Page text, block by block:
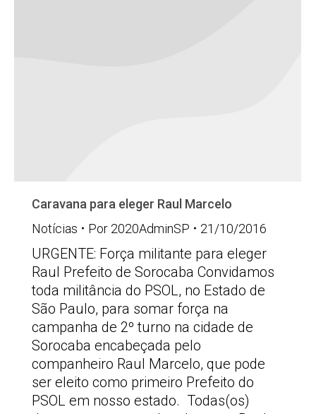
Caravana para eleger Raul Marcelo
Notícias
Por 2020AdminSP 21/10/2016
URGENTE: Força militante para eleger
Raul Prefeito de Sorocaba Convidamos
toda militância do PSOL, no Estado de
São Paulo, para somar força na
campanha de 2º turno na cidade de
Sorocaba encabeçada pelo
companheiro Raul Marcelo, que pode
ser eleito como primeiro Prefeito do
PSOL em nosso estado. Todas(os)